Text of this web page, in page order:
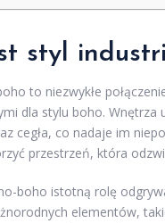
styl
to niezwykłe
dla stylu boho.
cegła, co nadaje im
przestrzeń, która
boho istotną rolę
elementów,